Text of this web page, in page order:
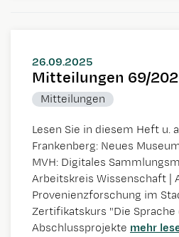
26.09.2025
Mitteilungen 69/
Mitteilungen
Lesen Sie in diesem Heft u.
Frankenberg: Neues
MVH: Digitales
Arbeitskreis Wissenschaft |
Provenienzforschung im
Zertifikatskurs "Die Sprache
Abschlussprojekte mehr